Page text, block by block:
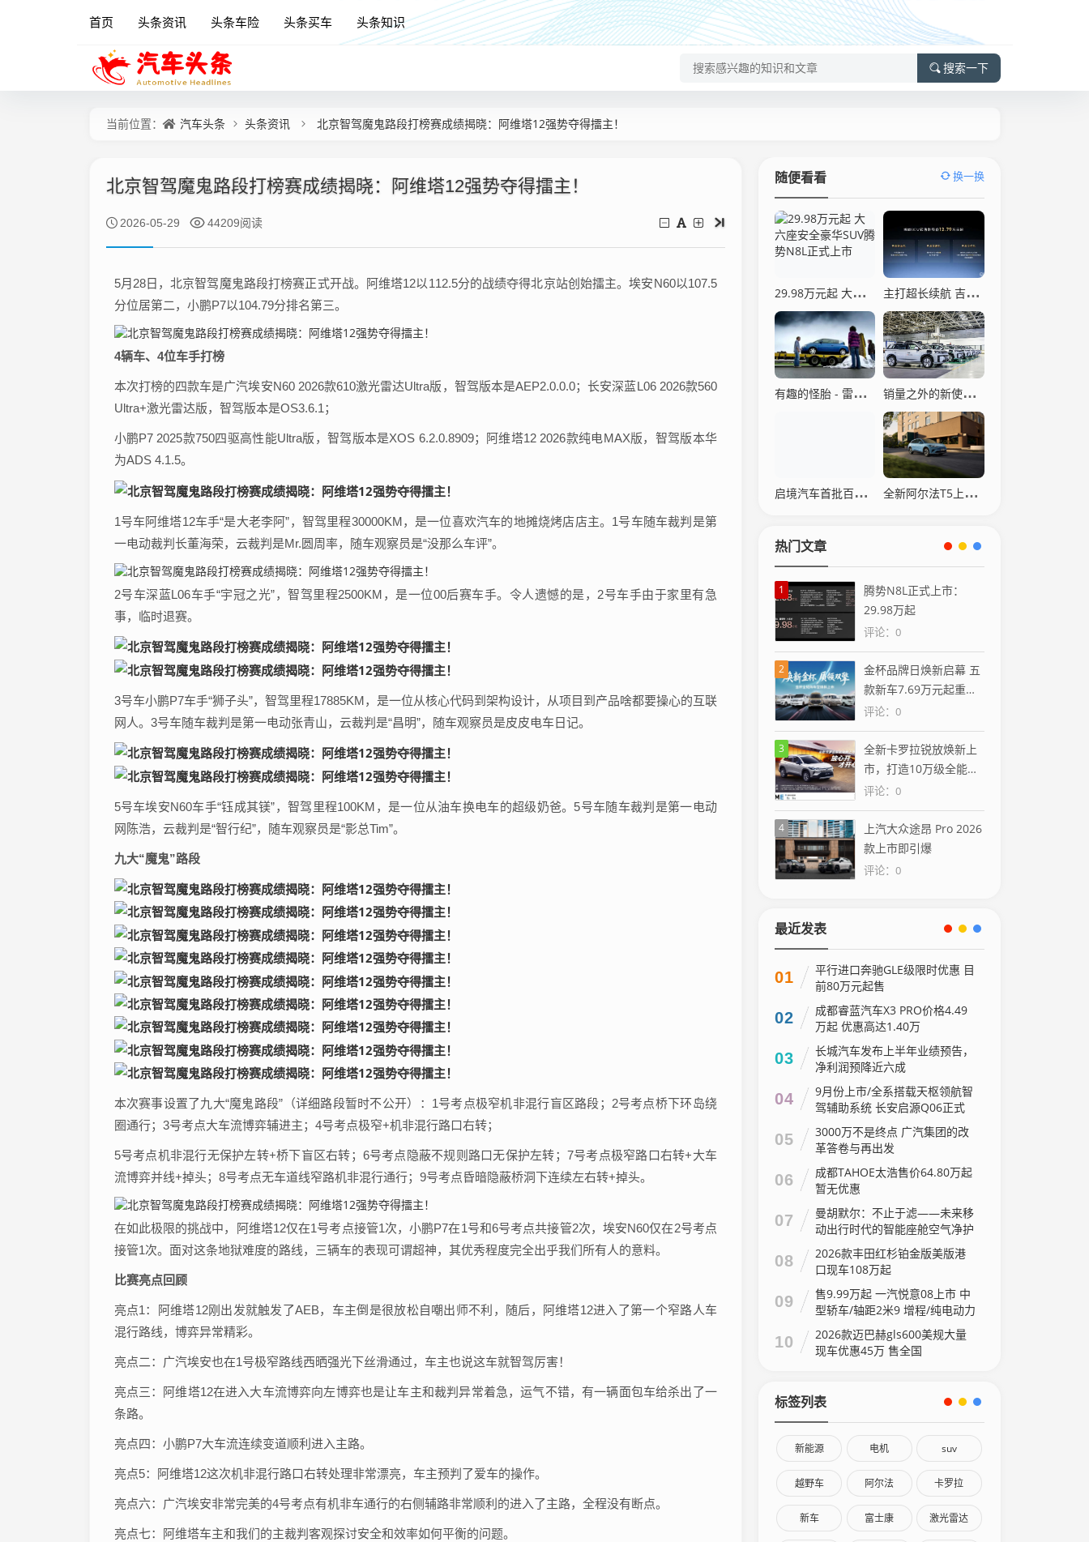
首页 头条资讯 头条车险 头条买车 头条知识
搜索一下
当前位置： 汽车头条 头条资讯 北京智驾魔鬼路段打榜赛成绩揭晓：阿维塔12强势夺得擂主！
北京智驾魔鬼路段打榜赛成绩揭晓：阿维塔12强势夺得擂主！
2026-05-29 44209阅读
5月28日，北京智驾魔鬼路段打榜赛正式开战。阿维塔12以112.5分的战绩夺得北京站创始擂主。埃安N60以107.5
分位居第二，小鹏P7以104.79分排名第三。
4辆车、4位车手打榜
本次打榜的四款车是广汽埃安N60 2026款610激光雷达Ultra版，智驾版本是AEP2.0.0.0；长安深蓝L06 2026款560
Ultra+激光雷达版，智驾版本是OS3.6.1；
小鹏P7 2025款750四驱高性能Ultra版，智驾版本是XOS 6.2.0.8909；阿维塔12 2026款纯电MAX版，智驾版本华
为ADS 4.1.5。
1号车阿维塔12车手“是大老李阿”，智驾里程30000KM，是一位喜欢汽车的地摊烧烤店店主。1号车随车裁判是第
一电动裁判长董海荣，云裁判是Mr.圆周率，随车观察员是“没那么车评”。
2号车深蓝L06车手“宇冠之光”，智驾里程2500KM，是一位00后赛车手。令人遗憾的是，2号车手由于家里有急
事，临时退赛。
3号车小鹏P7车手“狮子头”，智驾里程17885KM，是一位从核心代码到架构设计，从项目到产品啥都要操心的互联
网人。3号车随车裁判是第一电动张青山，云裁判是“昌明”，随车观察员是皮皮电车日记。
5号车埃安N60车手“钰成其镁”，智驾里程100KM，是一位从油车换电车的超级奶爸。5号车随车裁判是第一电动
网陈浩，云裁判是“智行纪”，随车观察员是“影总Tim”。
九大“魔鬼”路段
本次赛事设置了九大“魔鬼路段”（详细路段暂时不公开）：1号考点极窄机非混行盲区路段；2号考点桥下环岛绕
圈通行；3号考点大车流博弈辅进主；4号考点极窄+机非混行路口右转；
5号考点机非混行无保护左转+桥下盲区右转；6号考点隐蔽不规则路口无保护左转；7号考点极窄路口右转+大车
流博弈并线+掉头；8号考点无车道线窄路机非混行通行；9号考点昏暗隐蔽桥洞下连续左右转+掉头。
在如此极限的挑战中，阿维塔12仅在1号考点接管1次，小鹏P7在1号和6号考点共接管2次，埃安N60仅在2号考点
接管1次。面对这条地狱难度的路线，三辆车的表现可谓超神，其优秀程度完全出乎我们所有人的意料。
比赛亮点回顾
亮点1：阿维塔12刚出发就触发了AEB，车主倒是很放松自嘲出师不利，随后，阿维塔12进入了第一个窄路人车
混行路线，博弈异常精彩。
亮点二：广汽埃安也在1号极窄路线西晒强光下丝滑通过，车主也说这车就智驾厉害！
亮点三：阿维塔12在进入大车流博弈向左博弈也是让车主和裁判异常着急，运气不错，有一辆面包车给杀出了一
条路。
亮点四：小鹏P7大车流连续变道顺利进入主路。
亮点5：阿维塔12这次机非混行路口右转处理非常漂亮，车主预判了爱车的操作。
亮点六：广汽埃安非常完美的4号考点有机非车通行的右侧辅路非常顺利的进入了主路，全程没有断点。
亮点七：阿维塔车主和我们的主裁判客观探讨安全和效率如何平衡的问题。
随便看看 换一换
29.98万元起 大六座安全豪华SUV腾势N8L正式上市 主打超长续航 吉利博越REV预售12.79万起
有趣的怪胎 - 雷诺Avantime 销量之外的新使命 广汽合资板块赋能全球化征程
启境汽车首批百强经销商签约 渠道合作迈出关键一步 全新阿尔法T5上市10.98万起
热门文章
1
腾势N8L正式上市：
29.98万起
评论：0
2
金杯品牌日焕新启幕 五
款新车7.69万元起重磅
出击
评论：0
3
全新卡罗拉锐放焕新上
市，打造10万级全能
SUV性价比标杆
评论：0
4
上汽大众途昂 Pro 2026
款上市即引爆
评论：0
最近发表
01
平行进口奔驰GLE级限时优惠 目
前80万元起售
02
成都睿蓝汽车X3 PRO价格4.49
万起 优惠高达1.40万
03
长城汽车发布上半年业绩预告，
净利润预降近六成
04
9月份上市/全系搭载天枢领航智
驾辅助系统 长安启源Q06正式
05
3000万不是终点 广汽集团的改
革答卷与再出发
06
成都TAHOE太浩售价64.80万起
暂无优惠
07
曼胡默尔：不止于滤——未来移
动出行时代的智能座舱空气净护
08
2026款丰田红杉铂金版美版港
口现车108万起
09
售9.99万起 一汽悦意08上市 中
型轿车/轴距2米9 增程/纯电动力
10
2026款迈巴赫gls600美规大量
现车优惠45万 售全国
标签列表
新能源 电机 suv
越野车 阿尔法 卡罗拉
新车 富士康 激光雷达